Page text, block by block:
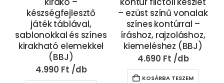
készségfejlesztő
játék táblával,
sablonokkal és színes
kirakható elemekkel
(BBJ)
4.990 Ft
– ezüst színű vonalak
színes kontúrral –
íráshoz, rajzoláshoz,
kiemeléshez (BBJ)
4.690 Ft
KOSÁRBA TESZEM